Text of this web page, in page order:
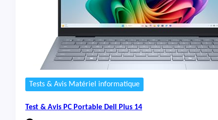
C
o
r
t
a
b
l
M
Tests & Avis Matériel informatique
Test & Avis PC Portable Dell Plus 14